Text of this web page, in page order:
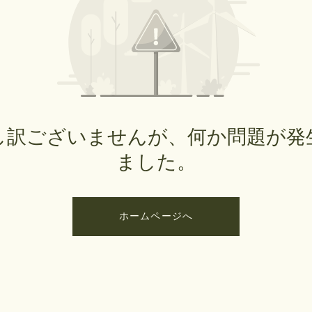
訳ございませんが、何か問題が発
ました。
ホームページへ